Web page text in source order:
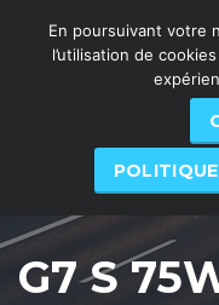
G7 S
En poursuivant votre
l’utilisation de